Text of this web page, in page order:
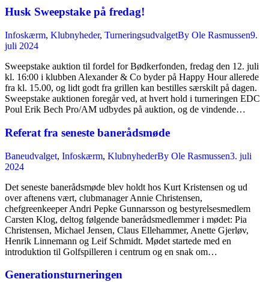
Husk Sweepstake på fredag!
Infoskærm, Klubnyheder, TurneringsudvalgetBy Ole Rasmussen9.
juli 2024
Sweepstake auktion til fordel for Bødkerfonden, fredag den 12. juli
kl. 16:00 i klubben Alexander & Co byder på Happy Hour allerede
fra kl. 15.00, og lidt godt fra grillen kan bestilles særskilt på dagen.
Sweepstake auktionen foregår ved, at hvert hold i turneringen EDC
Poul Erik Bech Pro/AM udbydes på auktion, og de vindende…
Referat fra seneste banerådsmøde
Baneudvalget, Infoskærm, KlubnyhederBy Ole Rasmussen3. juli
2024
Det seneste banerådsmøde blev holdt hos Kurt Kristensen og ud
over aftenens vært, clubmanager Annie Christensen,
chefgreenkeeper Andri Pepke Gunnarsson og bestyrelsesmedlem
Carsten Klog, deltog følgende banerådsmedlemmer i mødet: Pia
Christensen, Michael Jensen, Claus Ellehammer, Anette Gjerløv,
Henrik Linnemann og Leif Schmidt. Mødet startede med en
introduktion til Golfspilleren i centrum og en snak om…
Generationsturneringen